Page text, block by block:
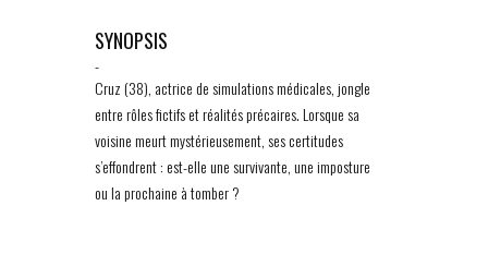
SYNOPSIS
-
Cruz (38), actrice de simulations médicales, jongle
entre rôles fictifs et réalités précaires. Lorsque sa
voisine meurt mystérieusement, ses certitudes
s’effondrent : est-elle une survivante, une imposture
ou la prochaine à tomber ?